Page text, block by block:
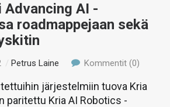
AI -
roadmappejaan sekä
/Petrus Laine Kommentit (0)
järjestelmiin tuova Kria
paritettu Kria AI Robotics -